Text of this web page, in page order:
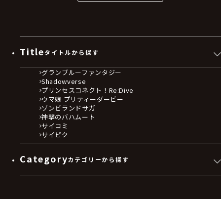
Titleタイトルから探す
グランブルーファンタジー
Shadowverse
プリンセスコネクト！Re:Dive
ウマ娘 プリティーダービー
ゾンビランドサガ
神撃のバハムート
サイコミ
サイピク
Categoryカテゴリーから探す